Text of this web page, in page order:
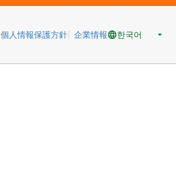
個人情報保護方針 企業情報 한국어